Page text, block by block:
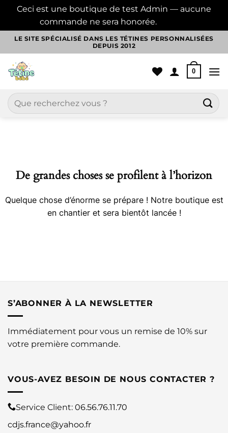
Ceci est une boutique de test Admin — aucune
commande ne sera honorée.
Passer
contenu
LE SITE SPÉCIALISÉ DANS LES TÉTINES PERSONNALISÉES
DEPUIS 2012
0
Recherche
pour :
De grandes choses se profilent à l’horizon
Quelque chose d’énorme se prépare ! Notre boutique est
en chantier et sera bientôt lancée !
S’ABONNER À LA NEWSLETTER
Immédiatement pour vous un remise de 10% sur
votre première commande.
VOUS-AVEZ BESOIN DE NOUS CONTACTER ?
Service Client: 06.56.76.11.70
cdjs.france@yahoo.fr